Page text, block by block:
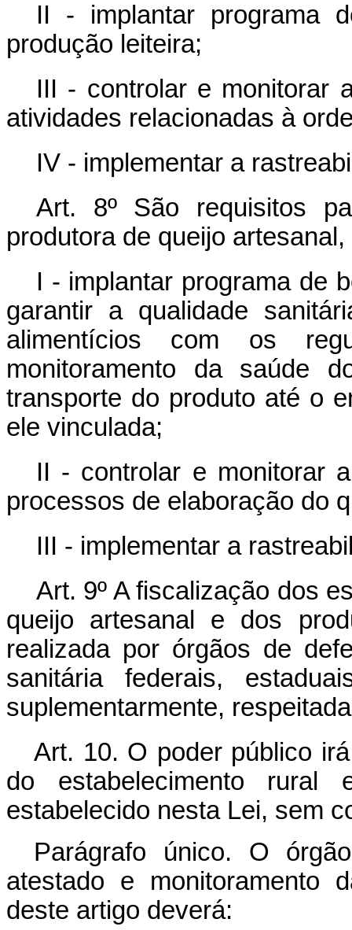
II - implantar programa
produção leiteira;
III - controlar e monitorar
atividades relacionadas à
IV - implementar a
Art. 8º São requisitos
produtora de queijo
I - implantar programa de
garantir a qualidade
alimentícios com os
monitoramento da saúde
transporte do produto até o
ele vinculada;
II - controlar e monitorar
processos de elaboração do
III - implementar a
Art. 9º A fiscalização dos
queijo artesanal e dos
realizada por órgãos de
sanitária federais,
suplementarmente,
Art. 10. O poder público
do estabelecimento
estabelecido nesta Lei, sem
Parágrafo único. O
atestado e monitoramento
deste artigo deverá: